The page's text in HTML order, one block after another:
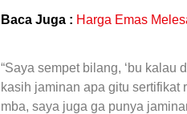
Baca Juga : Harga Emas
“Saya sempet bilang, ‘bu kalau
kasih jaminan apa gitu sertifikat
mba, saya juga ga punya